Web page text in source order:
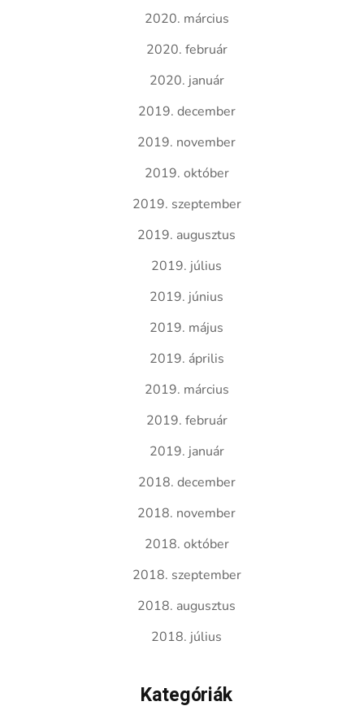
2020. március
2020. február
2020. január
2019. december
2019. november
2019. október
2019. szeptember
2019. augusztus
2019. július
2019. június
2019. május
2019. április
2019. március
2019. február
2019. január
2018. december
2018. november
2018. október
2018. szeptember
2018. augusztus
2018. július
Kategóriák